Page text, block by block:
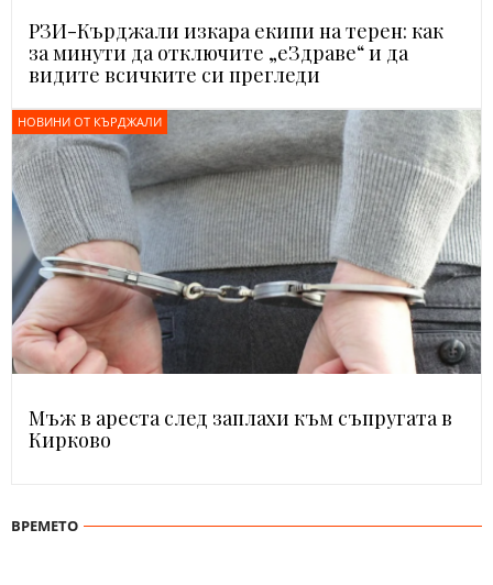
РЗИ-Кърджали изкара екипи на терен: как
за минути да отключите „еЗдраве“ и да
видите всичките си прегледи
НОВИНИ ОТ КЪРДЖАЛИ
Мъж в ареста след заплахи към съпругата в
Кирково
ВРЕМЕТО